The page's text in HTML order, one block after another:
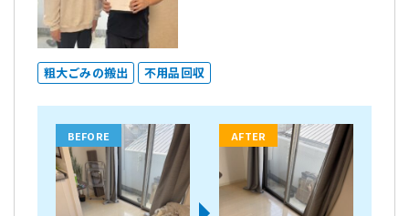
粗大ごみの搬出 不用品回収
BEFORE AFTER